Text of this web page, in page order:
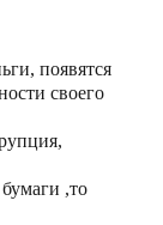
появятся
своего
,то